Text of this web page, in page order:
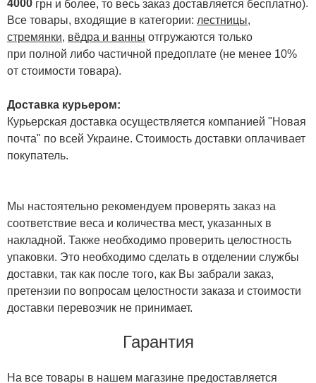
4000 грн и более, то весь заказ доставляется бесплатно).
Все товары, входящие в категории: лестницы,
стремянки, вёдра и ванны отгружаются только
при полной либо частичной предоплате (не менее 10%
от стоимости товара).
Доставка курьером:
Курьерская доставка осуществляется компанией "Новая
почта" по всей Украине. Стоимость доставки оплачивает
покупатель.
Мы настоятельно рекомендуем проверять заказ на
соответствие веса и количества мест, указанных в
накладной. Также необходимо проверить целостность
упаковки. Это необходимо сделать в отделении службы
доставки, так как после того, как Вы забрали заказ,
претензии по вопросам целостности заказа и стоимости
доставки перевозчик не принимает.
Гарантия
На все товары в нашем магазине предоставляется